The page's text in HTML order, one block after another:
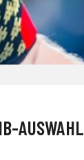
AUSWAHL